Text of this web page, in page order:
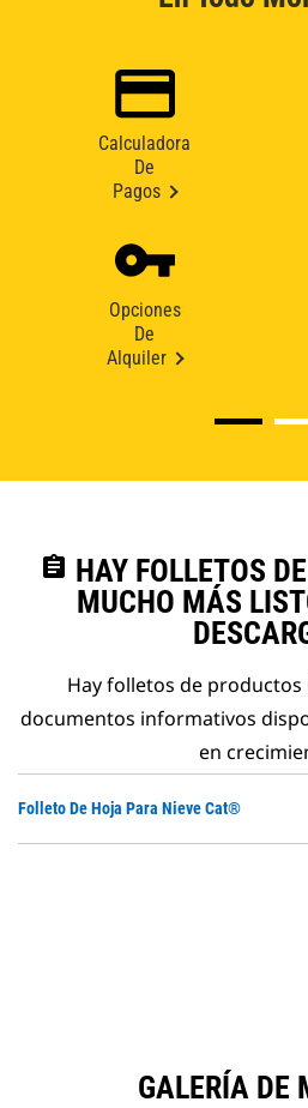
Calculadora
De
Pagos
Opciones
De
Alquiler
assignment HAY FOLLETOS
MUCHO MÁS
Hay folletos de
documentos informativos
en
Folleto De Hoja Para Nieve Cat®
GALERÍA DE